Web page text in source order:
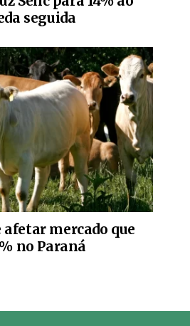
seguida
afetar mercado que
no Paraná